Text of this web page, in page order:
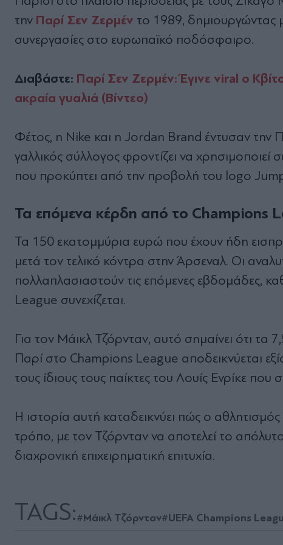
την Παρί Σεν Ζερμέν το 1989, δημιουργώντας
συνεργασίες στο ευρωπαϊκό ποδόσφαιρο.
Διαβάστε: Παρί Σεν Ζερμέν: Έγινε viral ο
ακραία γυαλιά (Βίντεο)
Φέτος, η Nike και η Jordan Brand έντυσαν την
γαλλικός σύλλογος φροντίζει να
που προκύπτει από την προβολή του logo
Τα επόμενα κέρδη από το Champions
Τα 150 εκατομμύρια ευρώ που έχουν ήδη
μετά τον τελικό κόντρα στην Άρσεναλ. Οι
πολλαπλασιαστούν τις επόμενες εβδομάδες,
League συνεχίζεται.
Για τον Μάικλ Τζόρνταν, αυτό σημαίνει ότι τα
Παρί στο Champions League αποδεικνύεται
τους ίδιους τους παίκτες του Λουίς Ενρίκε
Η ιστορία αυτή καταδεικνύει πώς ο αθλητισμός
τρόπο, με τον Τζόρνταν να αποτελεί το
διαχρονική επιχειρηματική επιτυχία.
TAGS:#Μάικλ Τζόρνταν#UEFA Champions